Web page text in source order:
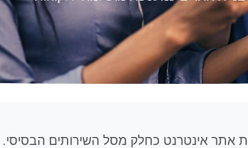
אתר אינטרנט כחלק מסל השירותים